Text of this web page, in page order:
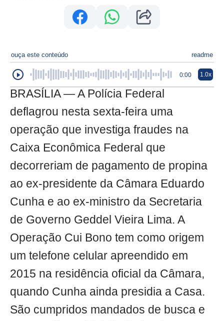
ouça este conteúdo readme
0:00 1.0x
BRASÍLIA — A Polícia Federal
deflagrou nesta sexta-feira uma
operação que investiga fraudes na
Caixa Econômica Federal que
decorreriam de pagamento de propina
ao ex-presidente da Câmara Eduardo
Cunha e ao ex-ministro da Secretaria
de Governo Geddel Vieira Lima. A
Operação Cui Bono tem como origem
um telefone celular apreendido em
2015 na residência oficial da Câmara,
quando Cunha ainda presidia a Casa.
São cumpridos mandados de busca e